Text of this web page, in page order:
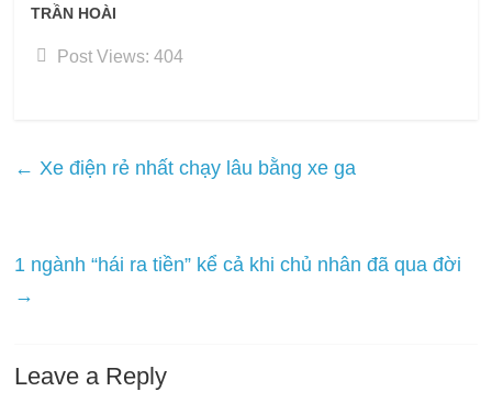
TRẦN HOÀI
Post Views: 404
← Xe điện rẻ nhất chạy lâu bằng xe ga
1 ngành “hái ra tiền” kể cả khi chủ nhân đã qua đời
→
Leave a Reply